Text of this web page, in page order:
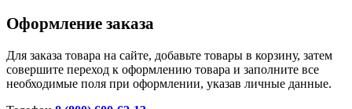
Оформление заказа
Для заказа товара на сайте, добавьте товары в корзину, затем
совершите переход к оформлению товара и заполните все
необходимые поля при оформлении, указав личные данные.